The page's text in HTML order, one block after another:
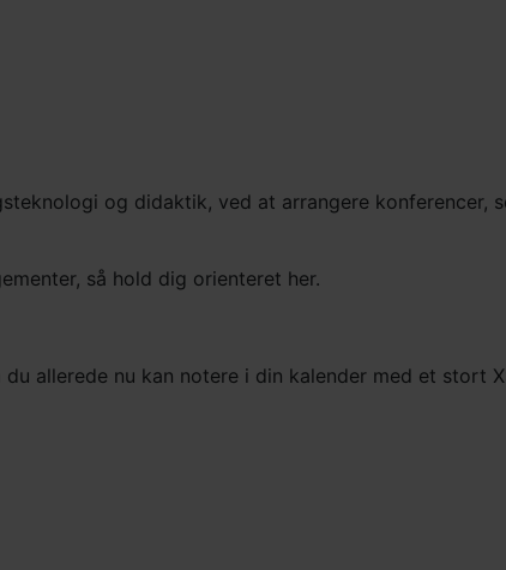
og didaktik, ved at arrangere konferencer,
så hold dig orienteret her.
allerede nu kan notere i din kalender med et stort